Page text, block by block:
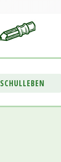
SCHULLEBEN